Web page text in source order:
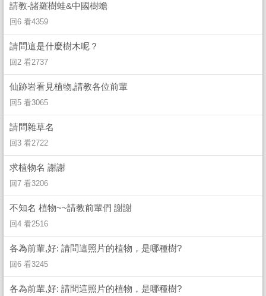
請教-諸羅樹蛙&中國樹蟾
回6 看4359
請問這是什麼樹木呢？
回2 看2737
仙跡岩看見植物,請教各位前輩
回5 看3065
請問雜草名
回3 看2722
求植物名 謝謝
回7 看3206
不知名 植物~~請教前輩們 謝謝
回4 看2516
各為前輩,好: 請問這照片的植物，是哪種樹?
回6 看3245
各為前輩,好: 請問這照片的植物，是哪種樹?